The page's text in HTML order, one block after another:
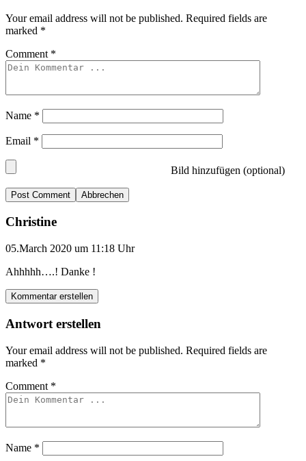
Your email address will not be published. Required fields are
marked *
Comment *
Name *
Email *
Bild hinzufügen (optional)
Abbrechen
Christine
05.March 2020 um 11:18 Uhr
Ahhhhh….! Danke !
Kommentar erstellen
Antwort erstellen
Your email address will not be published. Required fields are
marked *
Comment *
Name *